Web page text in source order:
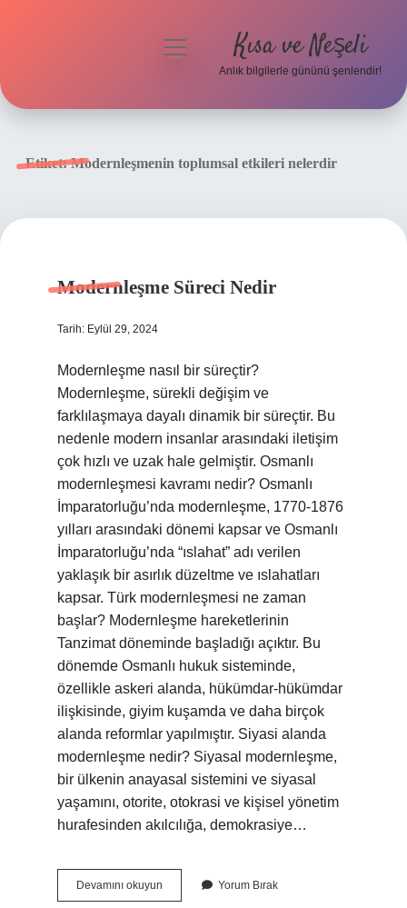
menüyü
Kısa ve Neşeli
Anlık bilgilerle gününü şenlendir!
Etiket:Modernleşmenin toplumsal etkileri nelerdir
Modernleşme Süreci Nedir
Tarih: Eylül 29, 2024
Modernleşme nasıl bir süreçtir?
Modernleşme, sürekli değişim ve
farklılaşmaya dayalı dinamik bir süreçtir. Bu
nedenle modern insanlar arasındaki iletişim
çok hızlı ve uzak hale gelmiştir. Osmanlı
modernleşmesi kavramı nedir? Osmanlı
İmparatorluğu’nda modernleşme, 1770-1876
yılları arasındaki dönemi kapsar ve Osmanlı
İmparatorluğu’nda “ıslahat” adı verilen
yaklaşık bir asırlık düzeltme ve ıslahatları
kapsar. Türk modernleşmesi ne zaman
başlar? Modernleşme hareketlerinin
Tanzimat döneminde başladığı açıktır. Bu
dönemde Osmanlı hukuk sisteminde,
özellikle askeri alanda, hükümdar-hükümdar
ilişkisinde, giyim kuşamda ve daha birçok
alanda reformlar yapılmıştır. Siyasi alanda
modernleşme nedir? Siyasal modernleşme,
bir ülkenin anayasal sistemini ve siyasal
yaşamını, otorite, otokrasi ve kişisel yönetim
hurafesinden akılcılığa, demokrasiye…
Devamını okuyun Modernleşme
Süreci
Yorum Bırak